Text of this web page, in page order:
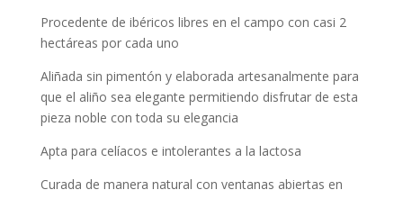
Procedente de ibéricos libres en el campo con casi 2
hectáreas por cada uno
Aliñada sin pimentón y elaborada artesanalmente para
que el aliño sea elegante permitiendo disfrutar de esta
pieza noble con toda su elegancia
Apta para celíacos e intolerantes a la lactosa
Curada de manera natural con ventanas abiertas en